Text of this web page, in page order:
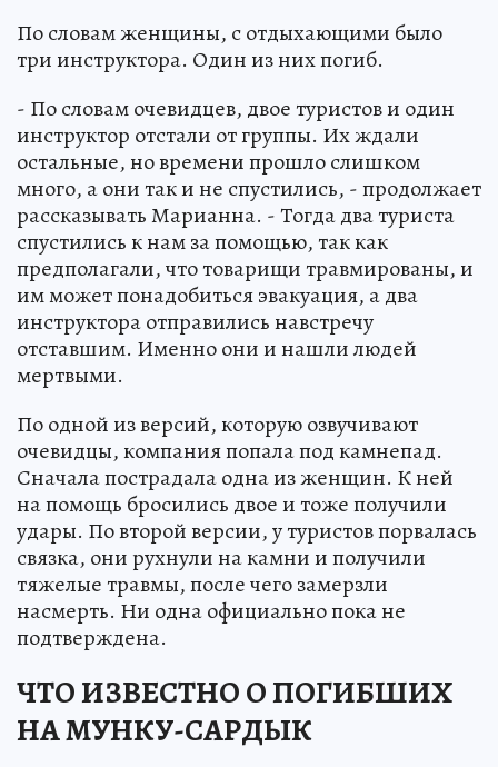
По словам женщины, с отдыхающими было
три инструктора. Один из них погиб.
- По словам очевидцев, двое туристов и один
инструктор отстали от группы. Их ждали
остальные, но времени прошло слишком
много, а они так и не спустились, - продолжает
рассказывать Марианна. - Тогда два туриста
спустились к нам за помощью, так как
предполагали, что товарищи травмированы, и
им может понадобиться эвакуация, а два
инструктора отправились навстречу
отставшим. Именно они и нашли людей
мертвыми.
По одной из версий, которую озвучивают
очевидцы, компания попала под камнепад.
Сначала пострадала одна из женщин. К ней
на помощь бросились двое и тоже получили
удары. По второй версии, у туристов порвалась
связка, они рухнули на камни и получили
тяжелые травмы, после чего замерзли
насмерть. Ни одна официально пока не
подтверждена.
ЧТО ИЗВЕСТНО О ПОГИБШИХ
НА МУНКУ-САРДЫК